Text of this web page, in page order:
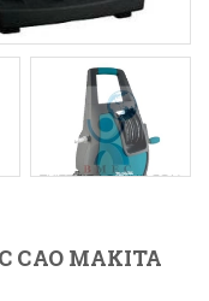
CAO MAKITA